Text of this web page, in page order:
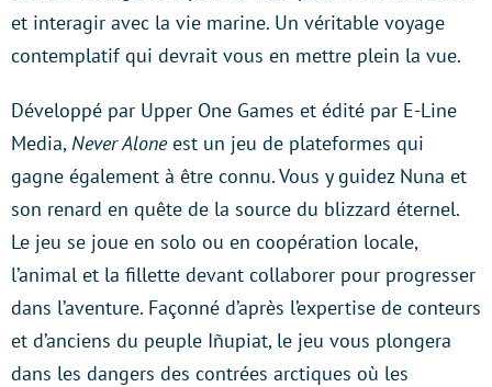
et interagir avec la vie marine. Un véritable voyage
contemplatif qui devrait vous en mettre plein la vue.
Développé par Upper One Games et édité par E-Line
Media,Never Aloneest un jeu de plateformes qui
gagne également à être connu. Vous y guidez Nuna et
son renard en quête de la source du blizzard éternel.
Le jeu se joue en solo ou en coopération locale,
l’animal et la fillette devant collaborer pour progresser
dans l’aventure. Façonné d’après l’expertise de conteurs
et d’anciens du peuple Iñupiat, le jeu vous plongera
dans les dangers des contrées arctiques où les